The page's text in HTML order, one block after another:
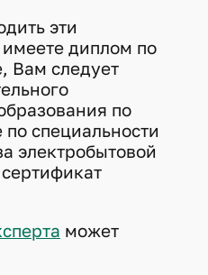
эти
диплом по
Вам следует
по
специальности
электробытовой
может